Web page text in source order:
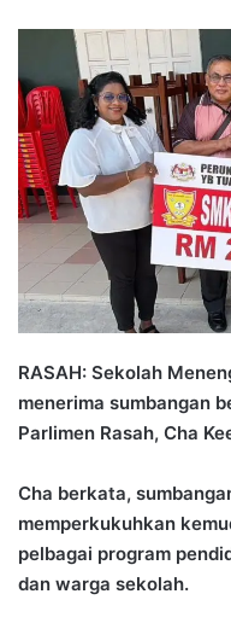
d
a
n
m
a
RASAH: Sekolah
menerima sumbangan
Parlimen Rasah, Cha
Cha berkata,
memperkukuhkan
pelbagai program
dan warga sekolah.